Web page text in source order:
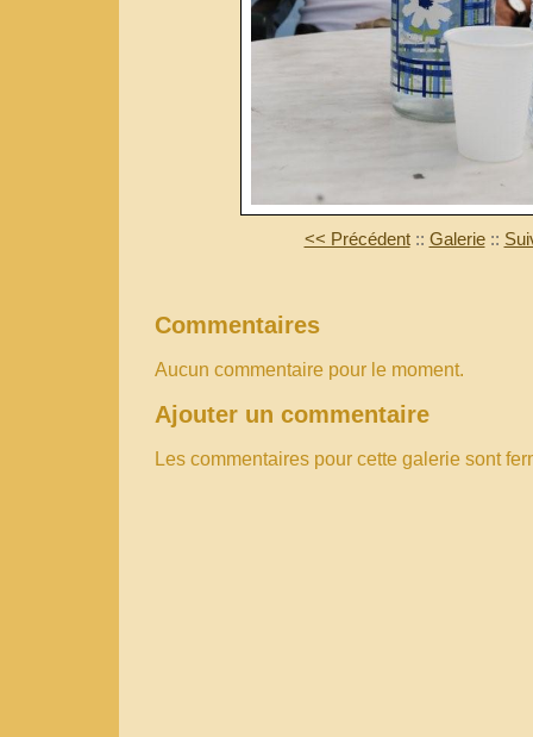
<< Précédent :: Galerie ::
Commentaires
Aucun commentaire pour le moment.
Ajouter un commentaire
Les commentaires pour cette galerie sont